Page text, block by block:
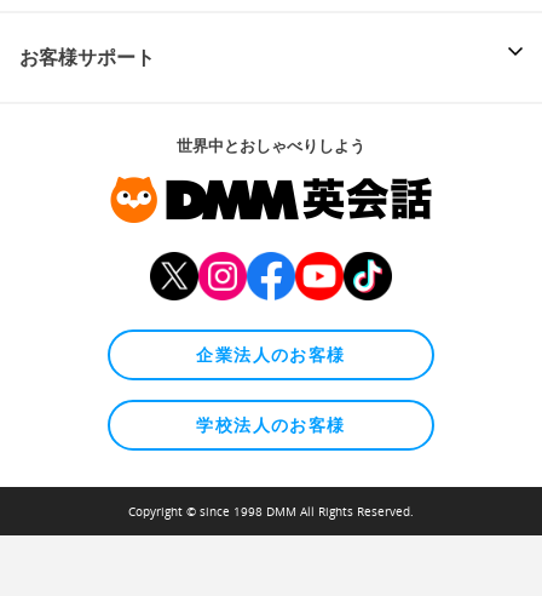
お客様サポート
世界中とおしゃべりしよう
企業法人のお客様
学校法人のお客様
Copyright © since 1998 DMM All Rights Reserved.